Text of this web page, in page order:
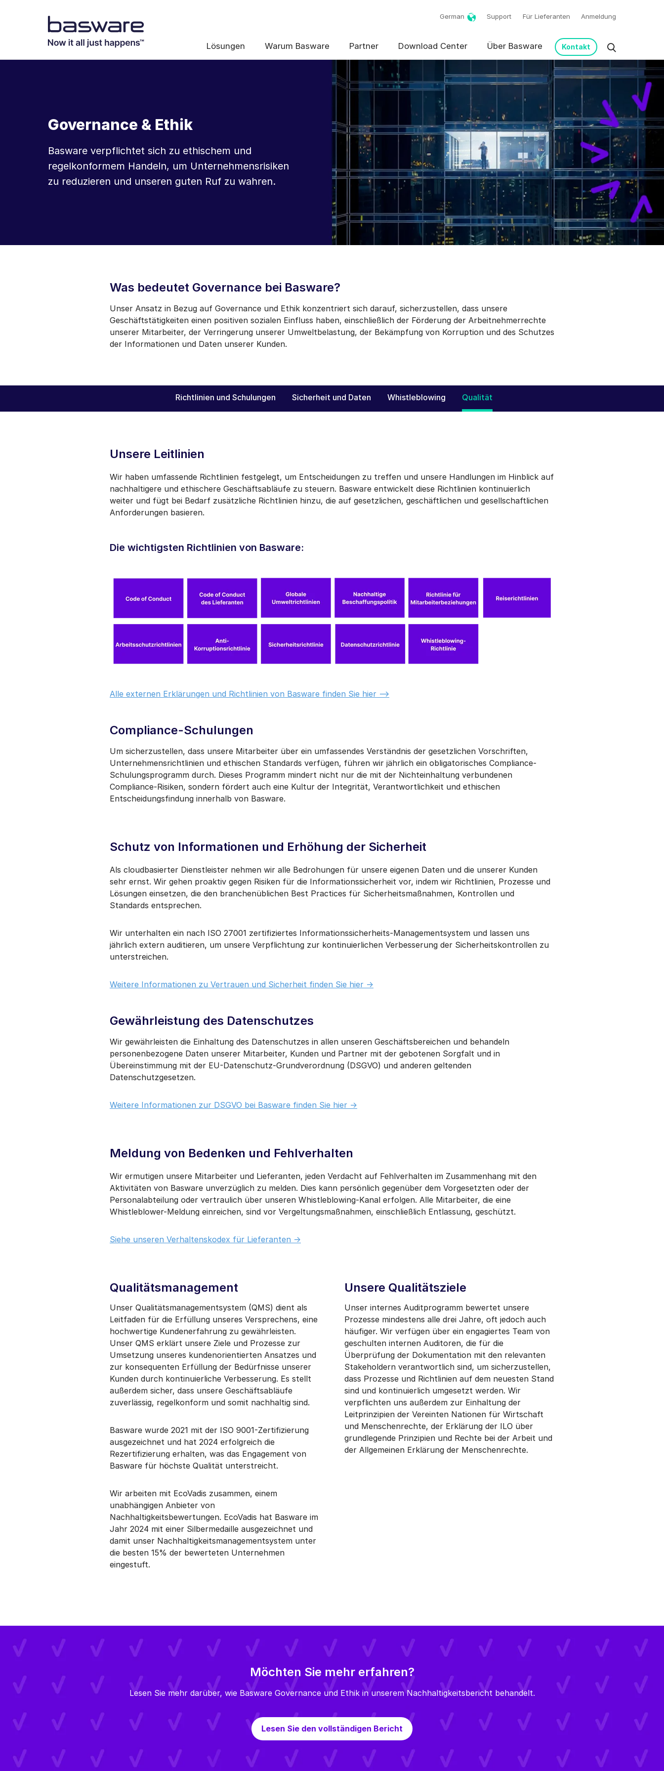
German Support Für Lieferanten Anmeldung
Lösungen Warum Basware Partner Download Center Über Basware Kontakt
Governance & Ethik
Basware verpflichtet sich zu ethischem und
regelkonformem Handeln, um Unternehmensrisiken
zu reduzieren und unseren guten Ruf zu wahren.
Was bedeutet Governance bei Basware?
Unser Ansatz in Bezug auf Governance und Ethik konzentriert sich darauf, sicherzustellen, dass unsere
Geschäftstätigkeiten einen positiven sozialen Einfluss haben, einschließlich der Förderung der Arbeitnehmerrechte
unserer Mitarbeiter, der Verringerung unserer Umweltbelastung, der Bekämpfung von Korruption und des Schutzes
der Informationen und Daten unserer Kunden.
Richtlinien und Schulungen Sicherheit und Daten Whistleblowing Qualität
Unsere Leitlinien
Wir haben umfassende Richtlinien festgelegt, um Entscheidungen zu treffen und unsere Handlungen im Hinblick auf
nachhaltigere und ethischere Geschäftsabläufe zu steuern. Basware entwickelt diese Richtlinien kontinuierlich
weiter und fügt bei Bedarf zusätzliche Richtlinien hinzu, die auf gesetzlichen, geschäftlichen und gesellschaftlichen
Anforderungen basieren.
Die wichtigsten Richtlinien von Basware:
Alle externen Erklärungen und Richtlinien von Basware finden Sie hier -->
Compliance-Schulungen
Um sicherzustellen, dass unsere Mitarbeiter über ein umfassendes Verständnis der gesetzlichen Vorschriften,
Unternehmensrichtlinien und ethischen Standards verfügen, führen wir jährlich ein obligatorisches Compliance-
Schulungsprogramm durch. Dieses Programm mindert nicht nur die mit der Nichteinhaltung verbundenen
Compliance-Risiken, sondern fördert auch eine Kultur der Integrität, Verantwortlichkeit und ethischen
Entscheidungsfindung innerhalb von Basware.
Schutz von Informationen und Erhöhung der Sicherheit
Als cloudbasierter Dienstleister nehmen wir alle Bedrohungen für unsere eigenen Daten und die unserer Kunden
sehr ernst. Wir gehen proaktiv gegen Risiken für die Informationssicherheit vor, indem wir Richtlinien, Prozesse und
Lösungen einsetzen, die den branchenüblichen Best Practices für Sicherheitsmaßnahmen, Kontrollen und
Standards entsprechen.
Wir unterhalten ein nach ISO 27001 zertifiziertes Informationssicherheits-Managementsystem und lassen uns
jährlich extern auditieren, um unsere Verpflichtung zur kontinuierlichen Verbesserung der Sicherheitskontrollen zu
unterstreichen.
Weitere Informationen zu Vertrauen und Sicherheit finden Sie hier ->
Gewährleistung des Datenschutzes
Wir gewährleisten die Einhaltung des Datenschutzes in allen unseren Geschäftsbereichen und behandeln
personenbezogene Daten unserer Mitarbeiter, Kunden und Partner mit der gebotenen Sorgfalt und in
Übereinstimmung mit der EU-Datenschutz-Grundverordnung (DSGVO) und anderen geltenden
Datenschutzgesetzen.
Weitere Informationen zur DSGVO bei Basware finden Sie hier ->
Meldung von Bedenken und Fehlverhalten
Wir ermutigen unsere Mitarbeiter und Lieferanten, jeden Verdacht auf Fehlverhalten im Zusammenhang mit den
Aktivitäten von Basware unverzüglich zu melden. Dies kann persönlich gegenüber dem Vorgesetzten oder der
Personalabteilung oder vertraulich über unseren Whistleblowing-Kanal erfolgen. Alle Mitarbeiter, die eine
Whistleblower-Meldung einreichen, sind vor Vergeltungsmaßnahmen, einschließlich Entlassung, geschützt.
Siehe unseren Verhaltenskodex für Lieferanten ->
Unsere Qualitätsziele
Unser internes Auditprogramm bewertet unsere
Prozesse mindestens alle drei Jahre, oft jedoch auch
häufiger. Wir verfügen über ein engagiertes Team von
geschulten internen Auditoren, die für die
Überprüfung der Dokumentation mit den relevanten
Stakeholdern verantwortlich sind, um sicherzustellen,
dass Prozesse und Richtlinien auf dem neuesten Stand
sind und kontinuierlich umgesetzt werden. Wir
verpflichten uns außerdem zur Einhaltung der
Leitprinzipien der Vereinten Nationen für Wirtschaft
und Menschenrechte, der Erklärung der ILO über
grundlegende Prinzipien und Rechte bei der Arbeit und
der Allgemeinen Erklärung der Menschenrechte.
Qualitätsmanagement
Unser Qualitätsmanagementsystem (QMS) dient als
Leitfaden für die Erfüllung unseres Versprechens, eine
hochwertige Kundenerfahrung zu gewährleisten.
Unser QMS erklärt unsere Ziele und Prozesse zur
Umsetzung unseres kundenorientierten Ansatzes und
zur konsequenten Erfüllung der Bedürfnisse unserer
Kunden durch kontinuierliche Verbesserung. Es stellt
außerdem sicher, dass unsere Geschäftsabläufe
zuverlässig, regelkonform und somit nachhaltig sind.
Basware wurde 2021 mit der ISO 9001-Zertifizierung
ausgezeichnet und hat 2024 erfolgreich die
Rezertifizierung erhalten, was das Engagement von
Basware für höchste Qualität unterstreicht.
Wir arbeiten mit EcoVadis zusammen, einem
unabhängigen Anbieter von
Nachhaltigkeitsbewertungen. EcoVadis hat Basware im
Jahr 2024 mit einer Silbermedaille ausgezeichnet und
damit unser Nachhaltigkeitsmanagementsystem unter
die besten 15% der bewerteten Unternehmen
eingestuft.
Möchten Sie mehr erfahren?
Lesen Sie mehr darüber, wie Basware Governance und Ethik in unserem Nachhaltigkeitsbericht behandelt.
Lesen Sie den vollständigen Bericht